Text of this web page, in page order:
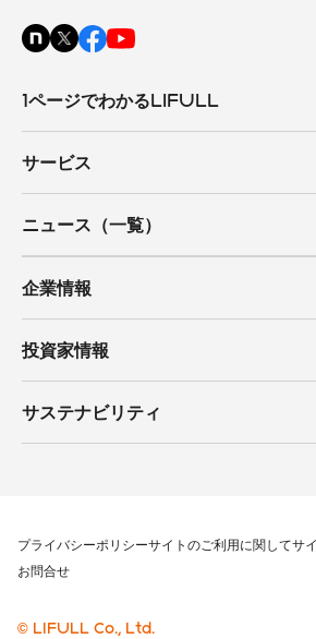
1ページでわかるLIFULL
サービス
ニュース（一覧）
企業情報
投資家情報
サステナビリティ
プライバシーポリシーサイトのご利用に関してサ
お問合せ
© LIFULL Co., Ltd.